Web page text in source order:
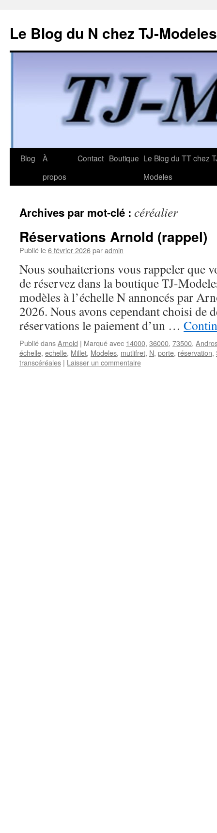
Le Blog du N chez TJ-Modeles
Aller
Blog
À
propos
Contact Boutique Le Blog du TT chez
Modeles
Archives par mot-clé : céréalier
Réservations Arnold (rappel)
Publié le6 février 2026paradmin
Nous souhaiterions vous rappeler que
de réservez dans la boutique TJ-
modèles à l’échelle N annoncés par
2026. Nous avons cependant choisi de
réservations le paiement d’un …
Publié dansArnold | Marqué avec 14000, 36000, 73500,
échelle, echelle, Millet, Modeles, mutlifret, N, porte, réservation,
transcéréales | Laisser un commentaire